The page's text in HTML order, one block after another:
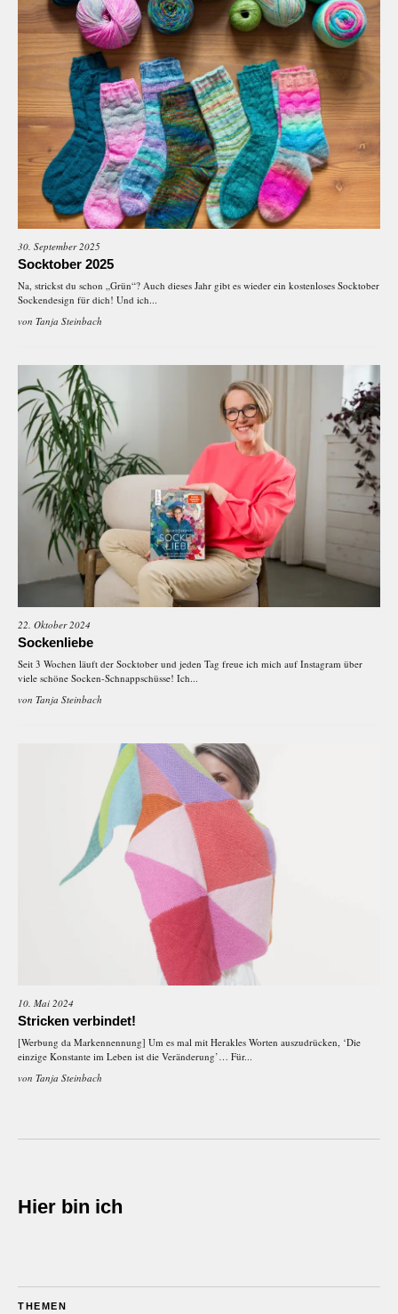
30. September 2025
Socktober 2025
Na, strickst du schon „Grün“? Auch dieses Jahr gibt es wieder ein kostenloses Socktober
Sockendesign für dich! Und ich...
von Tanja Steinbach
22. Oktober 2024
Sockenliebe
Seit 3 Wochen läuft der Socktober und jeden Tag freue ich mich auf Instagram über
viele schöne Socken-Schnappschüsse! Ich...
von Tanja Steinbach
10. Mai 2024
Stricken verbindet!
[Werbung da Markennennung] Um es mal mit Herakles Worten auszudrücken, ‘Die
einzige Konstante im Leben ist die Veränderung’… Für...
von Tanja Steinbach
Hier bin ich
THEMEN